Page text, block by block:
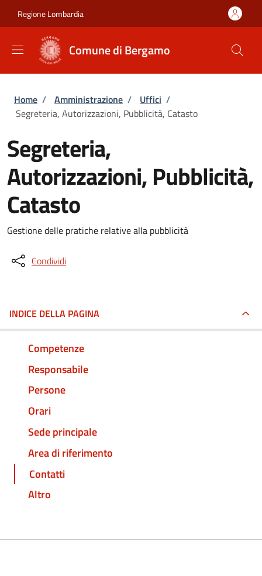
Regione Lombardia
Comune di Bergamo
Briciole di pane
Home / Amministrazione / Uffici /
Segreteria, Autorizzazioni, Pubblicità, Catasto
Segreteria,
Autorizzazioni, Pubblicità,
Catasto
Gestione delle pratiche relative alla pubblicità
Condividi
INDICE DELLA PAGINA
Competenze
Responsabile
Persone
Orari
Sede principale
Area di riferimento
Contatti
Altro